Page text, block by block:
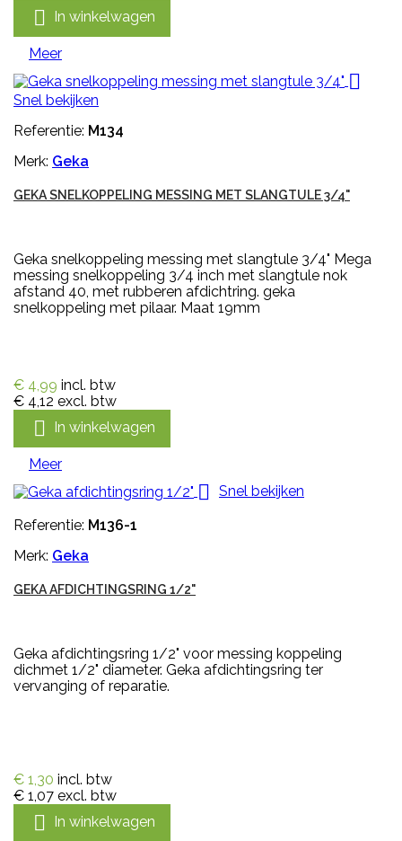
 In winkelwagen
Meer

Snel bekijken
Referentie: M134
Merk: Geka
GEKA SNELKOPPELING MESSING MET SLANGTULE 3/4"
Geka snelkoppeling messing met slangtule 3/4" Mega
messing snelkoppeling 3/4 inch met slangtule nok
afstand 40, met rubberen afdichtring. geka
snelkoppeling met pilaar. Maat 19mm
€ 4,99 incl. btw
€ 4,12 excl. btw
 In winkelwagen
Meer
 Snel bekijken
Referentie: M136-1
Merk: Geka
GEKA AFDICHTINGSRING 1/2"
Geka afdichtingsring 1/2" voor messing koppeling
dichmet 1/2" diameter. Geka afdichtingsring ter
vervanging of reparatie.
€ 1,30 incl. btw
€ 1,07 excl. btw
 In winkelwagen